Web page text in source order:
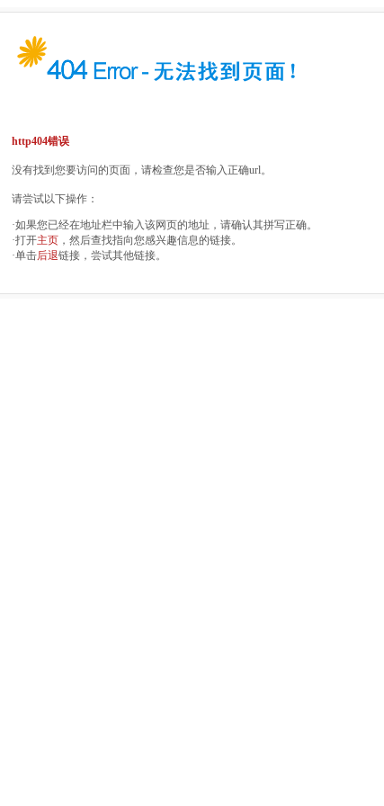
http404错误
没有找到您要访问的页面，请检查您是否输入正确url。
请尝试以下操作：
·如果您已经在地址栏中输入该网页的地址，请确认其拼写正确。
·打开主页 ，然后查找指向您感兴趣信息的链接。
·单击后退链接，尝试其他链接。